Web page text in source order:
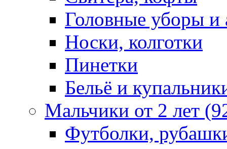
Головные уборы и
Носки, колготки
Пинетки
Бельё и
Мальчики от 2 лет
Футболки,